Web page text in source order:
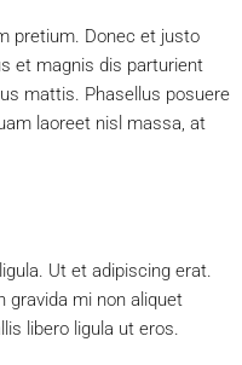
pretium. Donec et justo
et magnis dis parturient
mattis. Phasellus posuere
laoreet nisl massa, at
Ut et adipiscing erat.
gravida mi non aliquet
libero ligula ut eros.